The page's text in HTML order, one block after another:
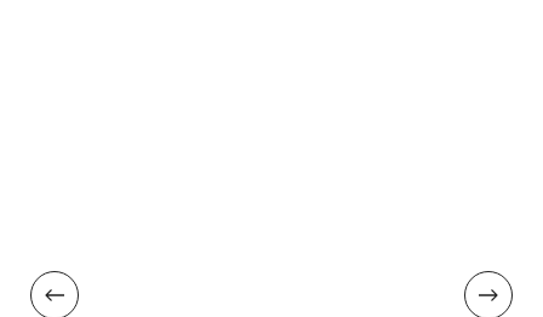
АКСЕССУАРЫ